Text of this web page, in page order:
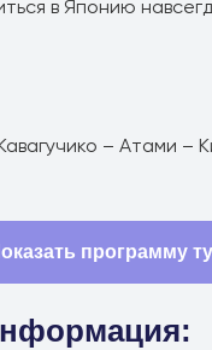
+7 (495) 969 45
в Японию
– Атами –
программу